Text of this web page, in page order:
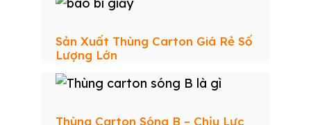
Sản Xuất Thùng Carton Giá Rẻ Số
Lượng Lớn
Thùng Carton Sóng B – Chịu Lực